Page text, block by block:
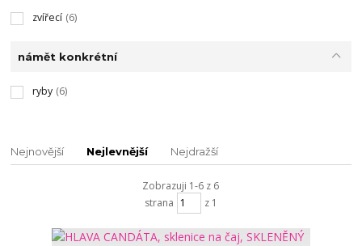
zvířecí (6)
námět konkrétní
ryby (6)
Nejnovější Nejlevnější Nejdražší
Zobrazuji 1-6 z 6
strana
z 1